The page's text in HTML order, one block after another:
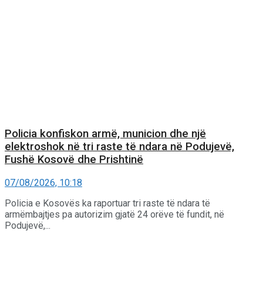
Policia konfiskon armë, municion dhe një
elektroshok në tri raste të ndara në Podujevë,
Fushë Kosovë dhe Prishtinë
07/08/2026, 10:18
Policia e Kosovës ka raportuar tri raste të ndara të
armëmbajtjes pa autorizim gjatë 24 orëve të fundit, në
Podujevë,...